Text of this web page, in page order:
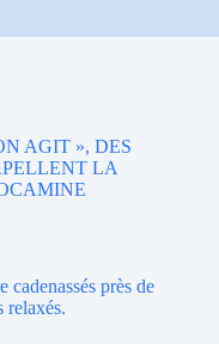
AGIT », DES
LA
cadenassés près de
relaxés.